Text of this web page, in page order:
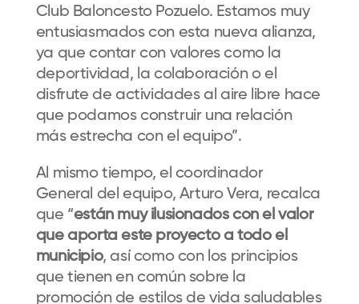
Club Baloncesto Pozuelo. Estamos muy
entusiasmados con esta nueva alianza,
ya que contar con valores como la
deportividad, la colaboración o el
disfrute de actividades al aire libre hace
que podamos construir una relación
más estrecha con el equipo”.
Al mismo tiempo, el coordinador
General del equipo, Arturo Vera, recalca
que “están muy ilusionados con el valor
que aporta este proyecto a todo el
municipio, así como con los principios
que tienen en común sobre la
promoción de estilos de vida saludables